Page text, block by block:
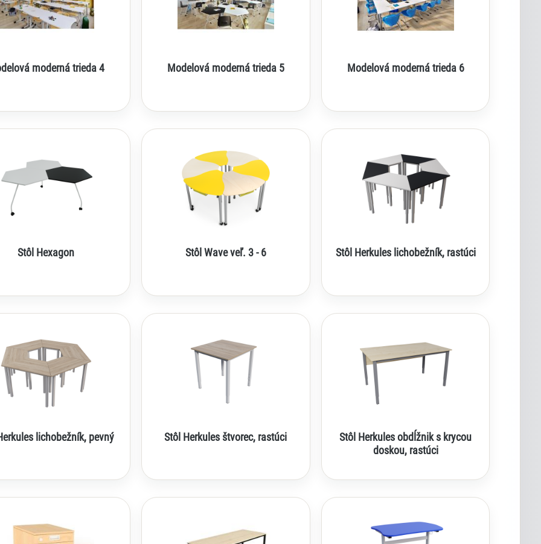
moderná trieda 4 Modelová moderná trieda 5 Modelová moderná trieda 6
Stôl Hexagon Stôl Wave veľ. 3 - 6 Stôl Herkules lichobežník, rastúci
lichobežník, pevný Stôl Herkules štvorec, rastúci
Stôl Herkules obdĺžnik s krycou
doskou, rastúci